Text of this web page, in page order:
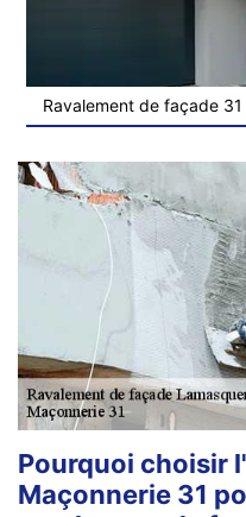
Ravalement de façade 31
Pourquoi choisir
Maçonnerie 31